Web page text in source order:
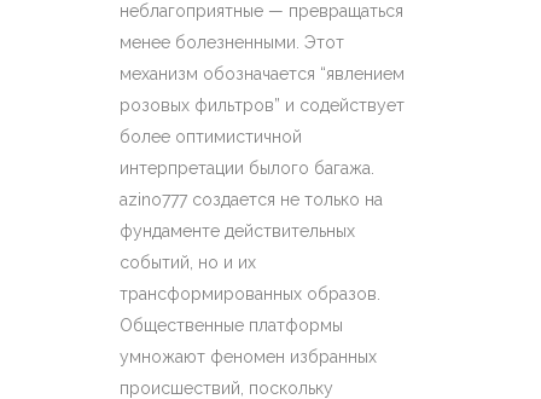
неблагоприятные — превращаться
менее болезненными. Этот
механизм обозначается “явлением
розовых фильтров” и содействует
более оптимистичной
интерпретации былого багажа.
azino777 создается не только на
фундаменте действительных
событий, но и их
трансформированных образов.
Общественные платформы
умножают феномен избранных
происшествий, поскольку